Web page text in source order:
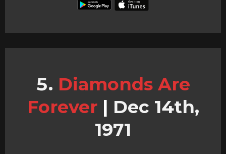
Diamonds Are
Forever | Dec 14th,
1971